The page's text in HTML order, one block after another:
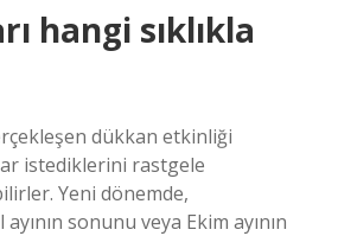
hangi sıklıkla
dükkan etkinliği
istediklerini rastgele
Yeni dönemde,
sonunu veya Ekim ayının